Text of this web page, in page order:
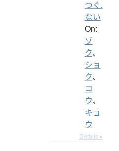
つぐ.
ない
On:
ゾ
ク、
ショ
ク、
コ
ウ、
キョ
ウ
Details ▸